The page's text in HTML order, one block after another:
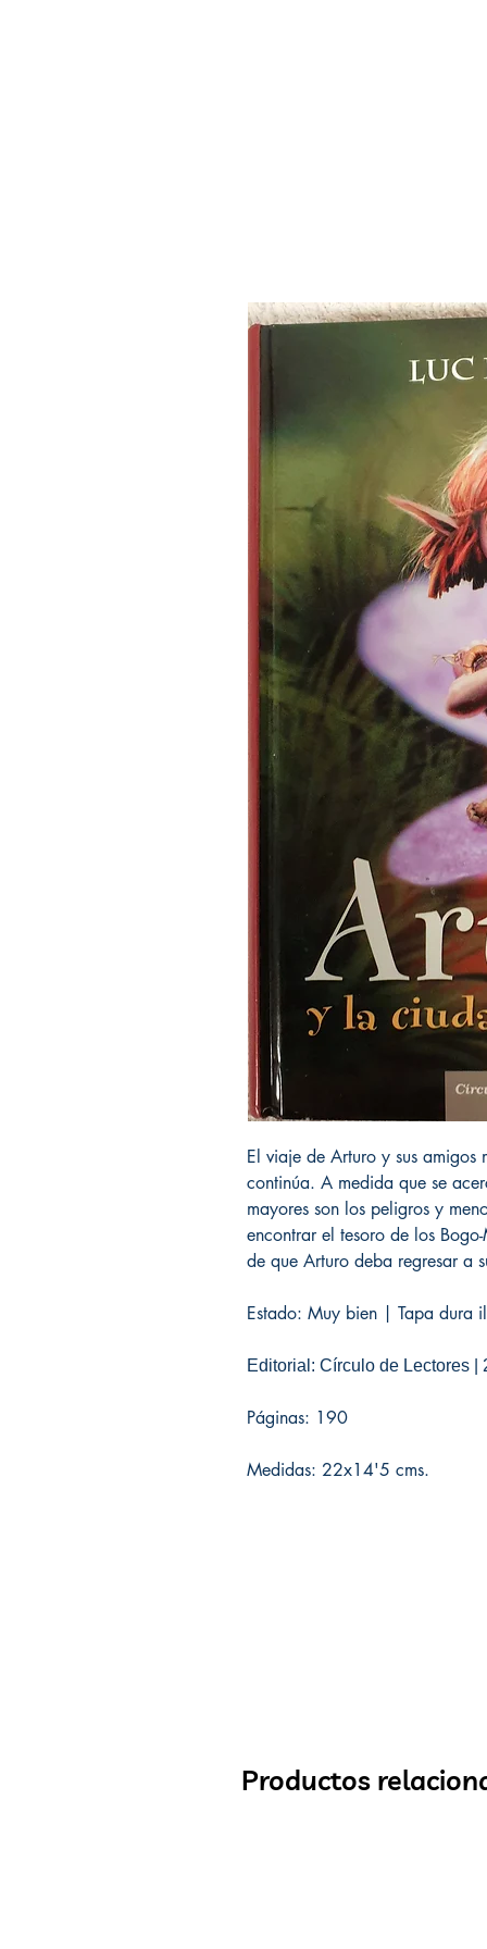
El viaje de Arturo y sus amigos
continúa. A medida que se
mayores son los peligros y
encontrar el tesoro de los
de que Arturo deba regresar a
Estado: Muy bien | Tapa dura
Editorial: Círculo de Lectores |
Páginas: 190
Medidas: 22x14'5 cms.
Productos